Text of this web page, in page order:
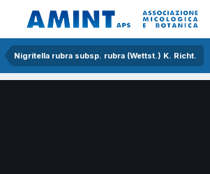
Nigritella rubra subsp. rubra (Wettst.) K. Richt.